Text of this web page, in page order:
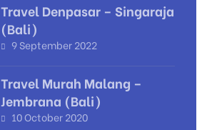
Travel Denpasar – Singaraja
(Bali)
9 September 2022
Travel Murah Malang –
Jembrana (Bali)
10 October 2020